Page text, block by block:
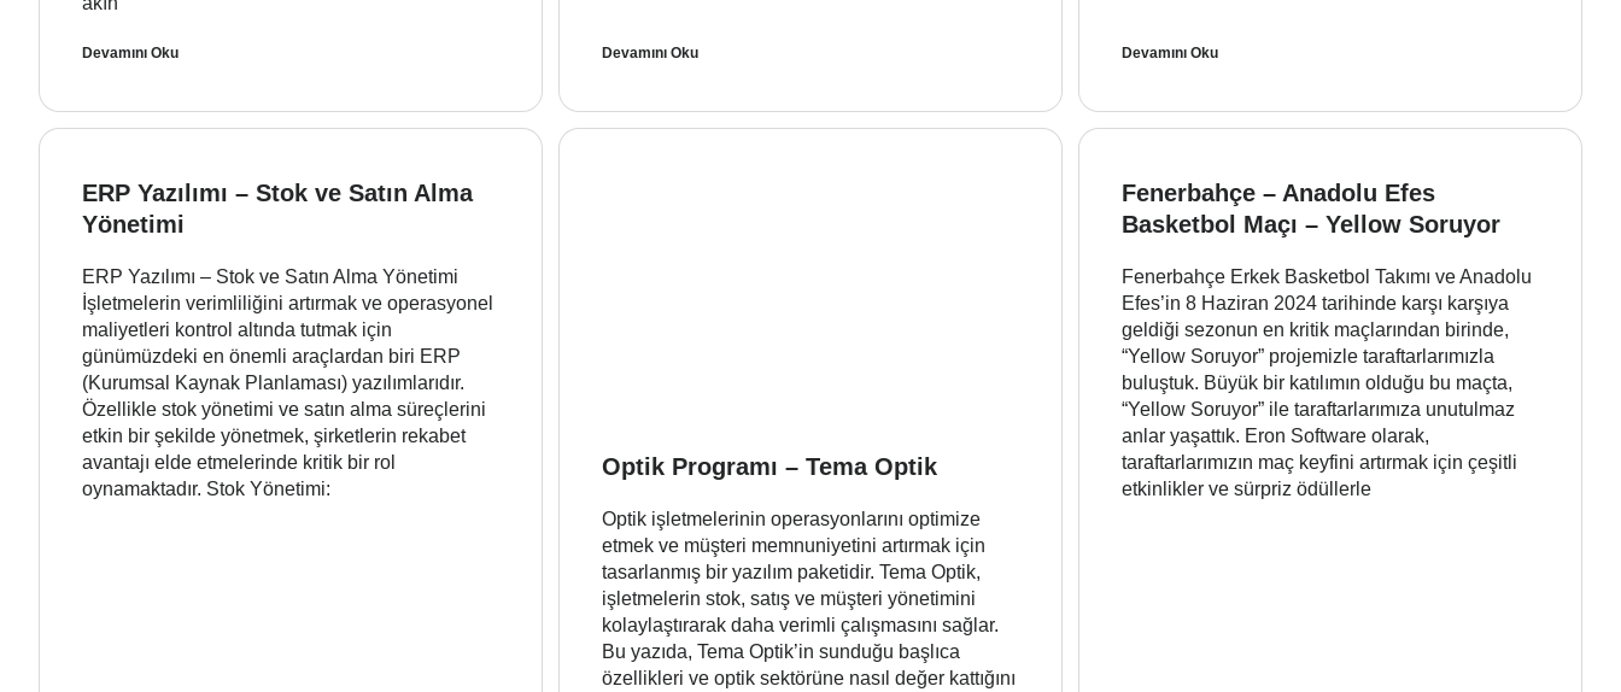
Devamını Oku Devamını Oku Devamını Oku
ERP Yazılımı – Stok ve Satın Alma
Yönetimi
ERP Yazılımı – Stok ve Satın Alma Yönetimi
İşletmelerin verimliliğini artırmak ve operasyonel
maliyetleri kontrol altında tutmak için
günümüzdeki en önemli araçlardan biri ERP
(Kurumsal Kaynak Planlaması) yazılımlarıdır.
Özellikle stok yönetimi ve satın alma süreçlerini
etkin bir şekilde yönetmek, şirketlerin rekabet
avantajı elde etmelerinde kritik bir rol
oynamaktadır. Stok Yönetimi:
Optik Programı – Tema Optik
Optik işletmelerinin operasyonlarını optimize
etmek ve müşteri memnuniyetini artırmak için
tasarlanmış bir yazılım paketidir. Tema Optik,
işletmelerin stok, satış ve müşteri yönetimini
kolaylaştırarak daha verimli çalışmasını sağlar.
Bu yazıda, Tema Optik’in sunduğu başlıca
özellikleri ve optik sektörüne nasıl değer kattığını
Fenerbahçe – Anadolu Efes
Basketbol Maçı – Yellow Soruyor
Fenerbahçe Erkek Basketbol Takımı ve Anadolu
Efes’in 8 Haziran 2024 tarihinde karşı karşıya
geldiği sezonun en kritik maçlarından birinde,
“Yellow Soruyor” projemizle taraftarlarımızla
buluştuk. Büyük bir katılımın olduğu bu maçta,
“Yellow Soruyor” ile taraftarlarımıza unutulmaz
anlar yaşattık. Eron Software olarak,
taraftarlarımızın maç keyfini artırmak için çeşitli
etkinlikler ve sürpriz ödüllerle